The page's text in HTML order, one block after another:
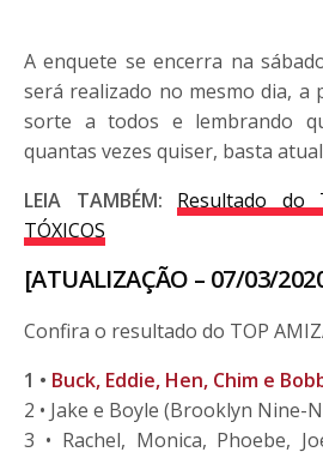
A enquete se encerra na
será realizado no mesmo dia, a
sorte a todos e lembrando
quantas vezes quiser, basta
LEIA TAMBÉM:
Resultado do
TÓXICOS
[ATUALIZAÇÃO – 07/03/
Confira o resultado do TOP
1 • Buck, Eddie, Hen, Chim e
2 • Jake e Boyle (Brooklyn Nine-
3 • Rachel, Monica, Phoebe,